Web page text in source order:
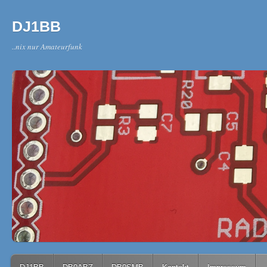
DJ1BB
..nix nur Amateurfunk
Main menu